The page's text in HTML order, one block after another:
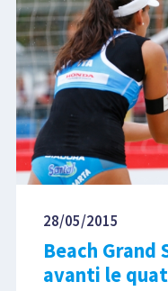
28/05/2015
Beach
avanti le